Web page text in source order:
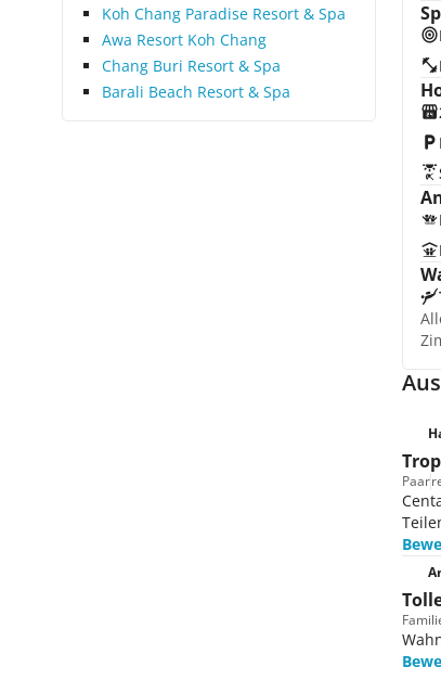
Koh Chang Paradise Resort & Spa
Awa Resort Koh Chang
Chang Buri Resort & Spa
Barali Beach Resort & Spa
Paar